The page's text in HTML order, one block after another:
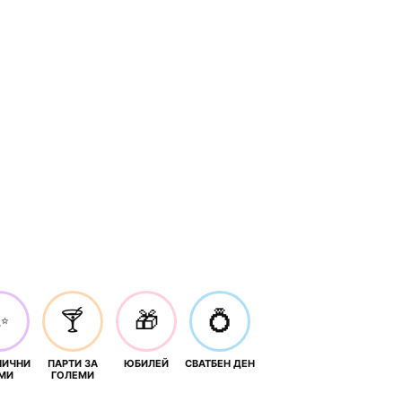
🍸
ПАРТИ ЗА
ГОЛЕМИ
🎁
ЮБИЛЕЙ
💍
СВАТБЕН ДЕН